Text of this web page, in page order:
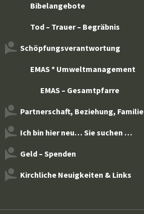
Bibelangebote
Tod – Trauer – Begräbnis
Schöpfungsverantwortung
EMAS * Umweltmanagement
EMAS – Gesamtpfarre
Partnerschaft, Beziehung, Familie
Ich bin hier neu… Sie suchen …
Geld – Spenden
Kirchliche Neuigkeiten & Links